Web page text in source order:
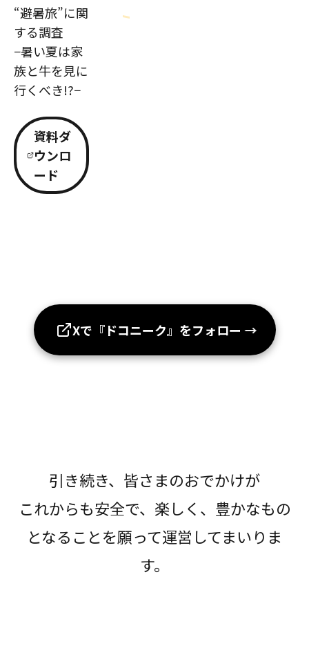
“避暑旅”に関
する調査
−暑い夏は家
族と牛を見に
行くべき!?−
資料ダ
ウンロ
ード
Xで『ドコニーク』をフォロー →
引き続き、皆さまのおでかけが
これからも安全で、楽しく、豊かなもの
となることを願って運営してまいりま
す。